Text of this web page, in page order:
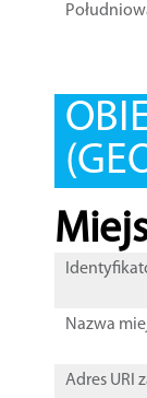
Nazwa
Adres URI